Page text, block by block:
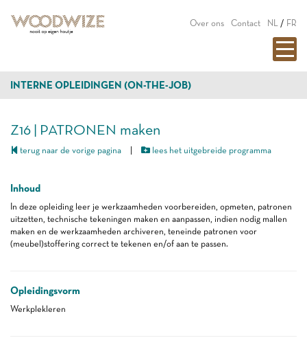
Over ons Contact NL / FR
INTERNE OPLEIDINGEN (ON-THE-JOB)
Z16 | PATRONEN maken
terug naar de vorige pagina lees het uitgebreide programma
Inhoud
In deze opleiding leer je werkzaamheden voorbereiden, opmeten, patronen
uitzetten, technische tekeningen maken en aanpassen, indien nodig mallen
maken en de werkzaamheden archiveren, teneinde patronen voor
(meubel)stoffering correct te tekenen en/of aan te passen.
Opleidingsvorm
Werkplekleren